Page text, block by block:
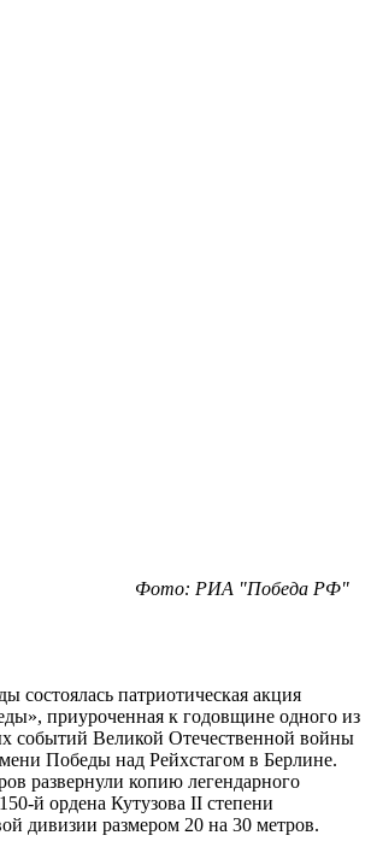
Фото: РИА "Победа РФ"
состоялась патриотическая акция
приуроченная к годовщине одного из
событий Великой Отечественной войны
Победы над Рейхстагом в Берлине.
развернули копию легендарного
й ордена Кутузова II степени
дивизии размером 20 на 30 метров.